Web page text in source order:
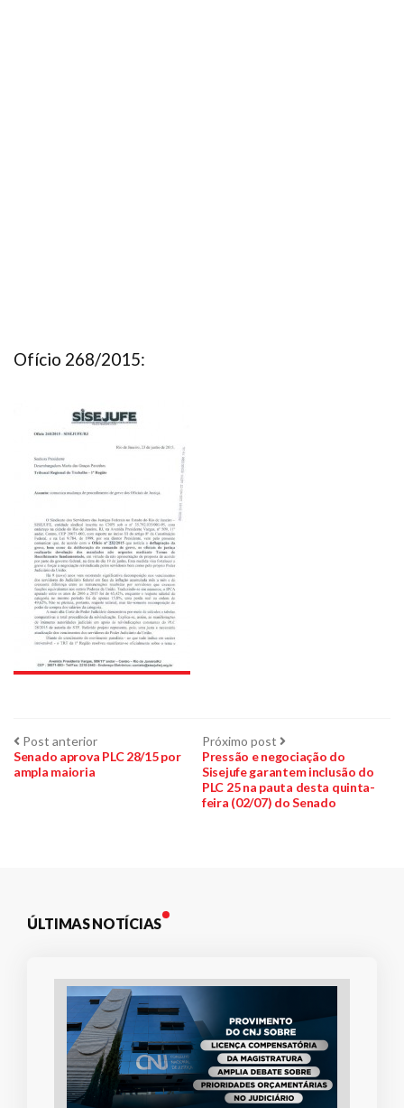
Ofício 268/2015:
Navegação
de
Post anteriorPost
anterior:
Senado aprova PLC 28/15 por
ampla maioria
Próximo post Próximo
post:
Pressão e negociação do
Sisejufe garantem inclusão do
PLC 25 na pauta desta quinta-
feira (02/07) do Senado
ÚLTIMAS NOTÍCIAS